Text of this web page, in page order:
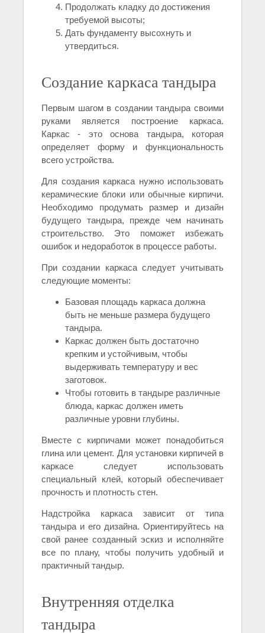
Продолжать кладку до достижения
требуемой высоты;
Дать фундаменту высохнуть и
утвердиться.
Создание каркаса тандыра
Первым шагом в создании тандыра своими
руками является построение каркаса.
Каркас - это основа тандыра, которая
определяет форму и функциональность
всего устройства.
Для создания каркаса нужно использовать
керамические блоки или обычные кирпичи.
Необходимо продумать размер и дизайн
будущего тандыра, прежде чем начинать
строительство. Это поможет избежать
ошибок и недоработок в процессе работы.
При создании каркаса следует учитывать
следующие моменты:
Базовая площадь каркаса должна
быть не меньше размера будущего
тандыра.
Каркас должен быть достаточно
крепким и устойчивым, чтобы
выдерживать температуру и вес
заготовок.
Чтобы готовить в тандыре различные
блюда, каркас должен иметь
различные уровни глубины.
Вместе с кирпичами может понадобиться
глина или цемент. Для установки кирпичей в
каркасе следует использовать
специальный клей, который обеспечивает
прочность и плотность стен.
Надстройка каркаса зависит от типа
тандыра и его дизайна. Ориентируйтесь на
свой ранее созданный эскиз и исполняйте
все по плану, чтобы получить удобный и
практичный тандыр.
Внутренняя отделка
тандыра